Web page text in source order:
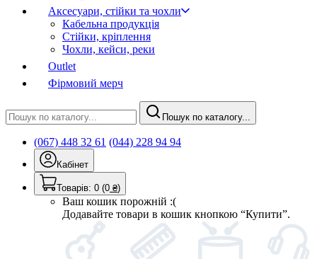
Аксесуари, стійки та чохли
Кабельна продукція
Стійки, кріплення
Чохли, кейси, реки
Outlet
Фірмовий мерч
Пошук по каталогу...
(067) 448 32 61 (044) 228 94 94
Кабінет
Товарів: 0 (0 ₴)
Ваш кошик порожній :(
Додавайте товари в кошик кнопкою “Купити”.